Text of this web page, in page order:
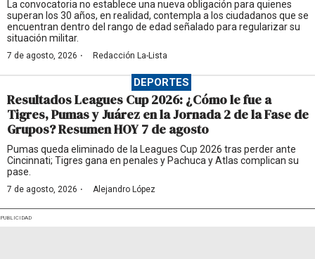
La convocatoria no establece una nueva obligación para quienes
superan los 30 años, en realidad, contempla a los ciudadanos que se
encuentran dentro del rango de edad señalado para regularizar su
situación militar.
7 de agosto, 2026 · Redacción La-Lista
DEPORTES
Resultados Leagues Cup 2026: ¿Cómo le fue a
Tigres, Pumas y Juárez en la Jornada 2 de la Fase de
Grupos? Resumen HOY 7 de agosto
Pumas queda eliminado de la Leagues Cup 2026 tras perder ante
Cincinnati; Tigres gana en penales y Pachuca y Atlas complican su
pase.
7 de agosto, 2026 · Alejandro López
PUBLICIDAD